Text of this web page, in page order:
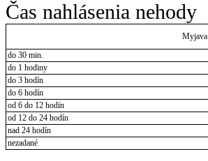
Čas nahlásenia nehody
Myjava
do 30 min.
do 1 hodiny
do 3 hodín
do 6 hodín
od 6 do 12 hodín
od 12 do 24 hodín
nad 24 hodín
nezadané